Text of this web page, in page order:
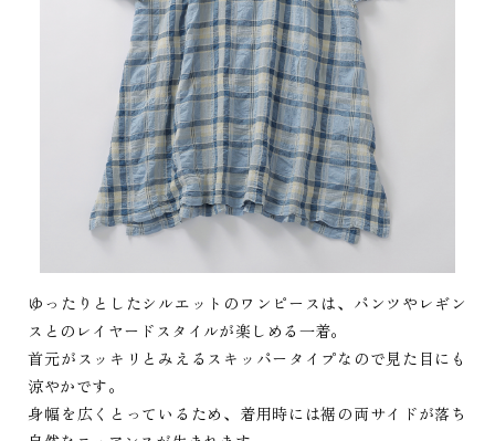
ゆったりとしたシルエットのワンピースは、パンツやレギン
スとのレイヤードスタイルが楽しめる一着。
首元がスッキリとみえるスキッパータイプなので見た目にも
涼やかです。
身幅を広くとっているため、着用時には裾の両サイドが落ち